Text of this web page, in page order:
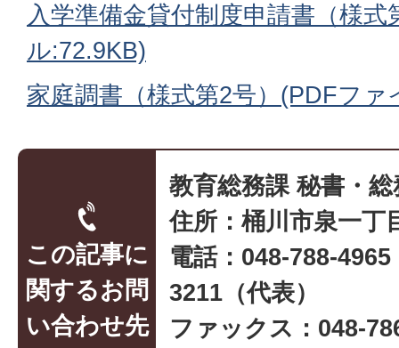
入学準備金貸付制度申請書（様
ル:72.9KB)
家庭調書（様式第2号）(PDFファ
この記事に
関するお問
い合わせ先
教育総務課 秘書・総
住所：桶川市泉一丁
電話：048-788-
3211（代表）
ファックス：048-